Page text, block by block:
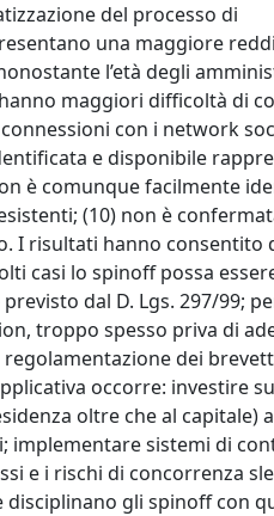
del processo di
una maggiore
l’età degli
maggiori difficoltà di
con i network
e disponibile
è comunque facilmente
(10) non è
I risultati hanno consentito
casi lo spinoff possa
dal D. Lgs. 297/99;
troppo spesso priva di
dei
occorre: investire
oltre che al capitale)
implementare sistemi di
e i rischi di concorrenza
gli spinoff con